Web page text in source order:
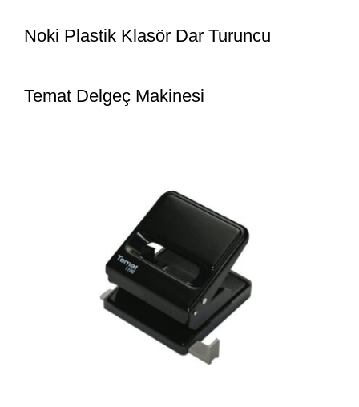
Noki Plastik Klasör Dar Turuncu
Temat Delgeç Makinesi